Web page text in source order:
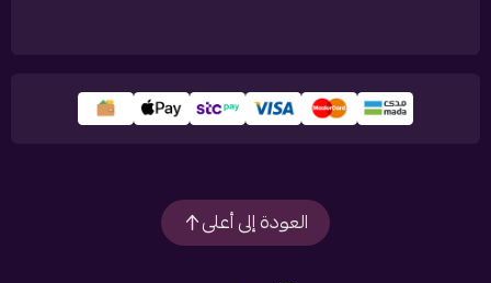
العودة إلى أعلى